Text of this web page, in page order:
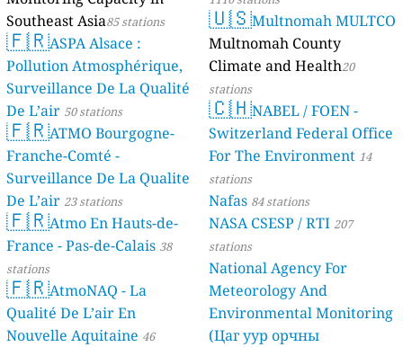
Southeast Asia85 stations
🇫🇷ASPA Alsace :
Pollution Atmosphérique,
Surveillance De La Qualité
De L’air 50 stations
🇫🇷ATMO Bourgogne-
Franche-Comté -
Surveillance De La Qualite
De L’air 23 stations
🇫🇷Atmo En Hauts-de-
France - Pas-de-Calais 38
stations
🇫🇷AtmoNAQ - La
Qualité De L’air En
Nouvelle Aquitaine 46
🇺🇸Multnomah MULTCO
Multnomah County
Climate and Health20
stations
🇨🇭NABEL / FOEN -
Switzerland Federal Office
For The Environment 14
stations
Nafas 84 stations
NASA CSESP / RTI 207
stations
National Agency For
Meteorology And
Environmental Monitoring
(Цаг уур орчны